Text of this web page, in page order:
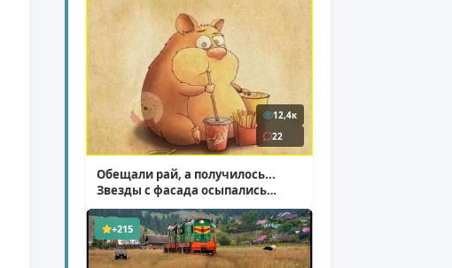
12,4к
22
Обещали рай, а получилось...
Звезды с фасада осыпались
( 14 фото )
+215